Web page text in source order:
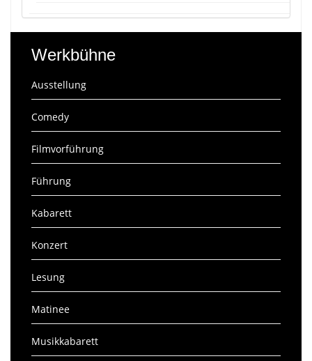
Werkbühne
Ausstellung
Comedy
Filmvorführung
Führung
Kabarett
Konzert
Lesung
Matinee
Musikkabarett